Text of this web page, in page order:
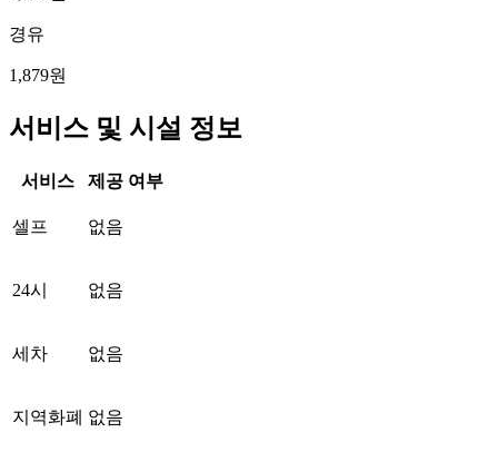
경유
1,879원
서비스 및 시설 정보
서비스 제공 여부
셀프 없음
24시 없음
세차 없음
지역화폐 없음